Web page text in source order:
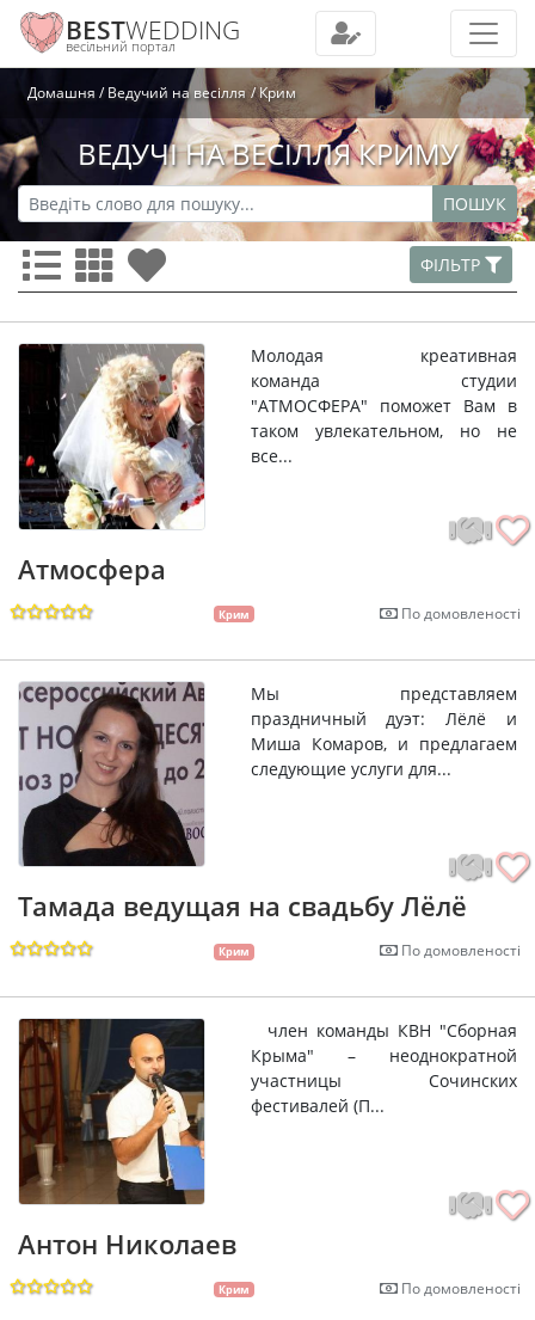
BESTWEDDING
весільний портал
Домашня Ведучий на весілля Крим
ВЕДУЧІ НА ВЕСІЛЛЯ КРИМУ
ПОШУК
ФІЛЬТР
Молодая креативная
команда студии
"АТМОСФЕРА" поможет Вам в
таком увлекательном, но не
все...
Атмосфера
Крим По домовленості
Мы представляем
праздничный дуэт: Лёлё и
Миша Комаров, и предлагаем
следующие услуги для...
Тамада ведущая на свадьбу Лёлё
Крим По домовленості
член команды КВН "Сборная
Крыма" – неоднократной
участницы Сочинских
фестивалей (П...
Антон Николаев
Крим По домовленості